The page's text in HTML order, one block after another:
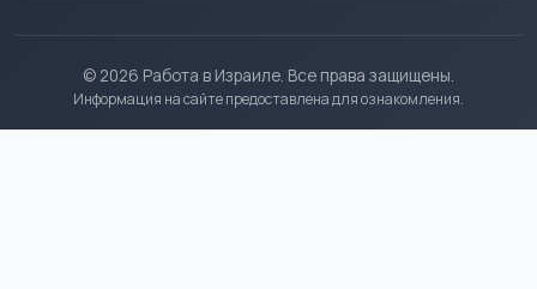
© 2026 Работа в Израиле. Все права защищены.
Информация на сайте предоставлена для ознакомления.